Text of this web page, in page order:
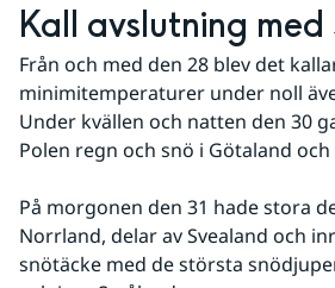
Kall avslutning med
Från och med den 28 blev det
minimitemperaturer under noll
Under kvällen och natten den 30
Polen regn och snö i Götaland och
På morgonen den 31 hade stora
Norrland, delar av Svealand och
snötäcke med de största